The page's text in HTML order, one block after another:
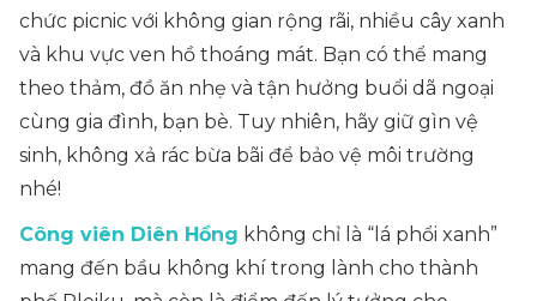
chức picnic với không gian rộng rãi, nhiều cây xanh
và khu vực ven hồ thoáng mát. Bạn có thể mang
theo thảm, đồ ăn nhẹ và tận hưởng buổi dã ngoại
cùng gia đình, bạn bè. Tuy nhiên, hãy giữ gìn vệ
sinh, không xả rác bừa bãi để bảo vệ môi trường
nhé!
Công viên Diên Hồng không chỉ là “lá phổi xanh”
mang đến bầu không khí trong lành cho thành